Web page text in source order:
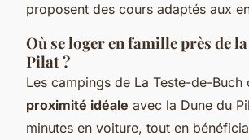
proposent des cours adaptés aux
Où se loger en famille près de
Pilat ?
Les campings de La Teste-de-Buch
proximité idéale avec la Dune du
minutes en voiture, tout en